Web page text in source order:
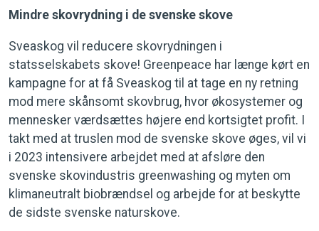
Mindre skovrydning i de svenske skove
Sveaskog vil reducere skovrydningen i
statsselskabets skove! Greenpeace har længe kørt en
kampagne for at få Sveaskog til at tage en ny retning
mod mere skånsomt skovbrug, hvor økosystemer og
mennesker værdsættes højere end kortsigtet profit. I
takt med at truslen mod de svenske skove øges, vil vi
i 2023 intensivere arbejdet med at afsløre den
svenske skovindustris greenwashing og myten om
klimaneutralt biobrændsel og arbejde for at beskytte
de sidste svenske naturskove.